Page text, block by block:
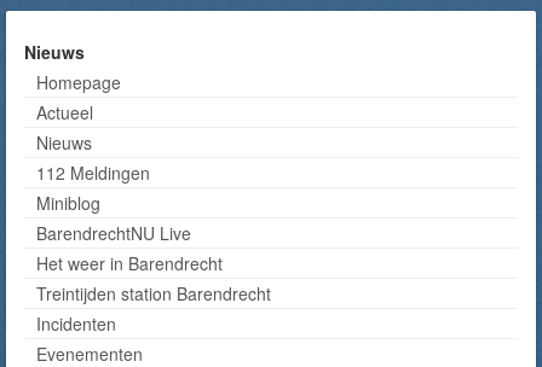
Nieuws
Homepage
Actueel
Nieuws
112 Meldingen
Miniblog
BarendrechtNU Live
Het weer in Barendrecht
Treintijden station Barendrecht
Incidenten
Evenementen